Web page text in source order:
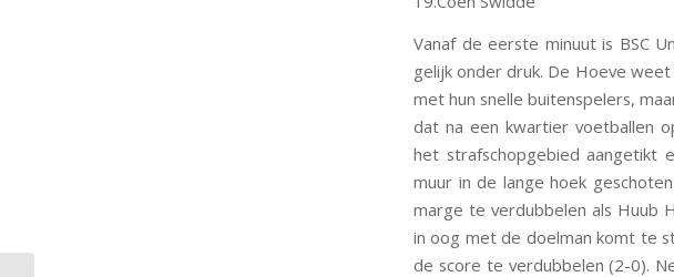
Vanaf de eerste minuut is BSC
gelijk onder druk. De Hoeve
met hun snelle buitenspelers,
dat na een kwartier voetballen
het strafschopgebied aangetikt
muur in de lange hoek
marge te verdubbelen als Huub
in oog met de doelman komt te
de score te verdubbelen (2-0).